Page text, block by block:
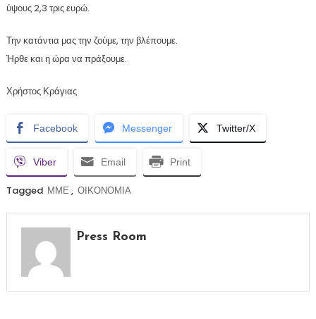
ύψους 2,3 τρις ευρώ.
Την κατάντια μας την ζούμε, την βλέπουμε.
Ήρθε και η ώρα να πράξουμε.
Χρήστος Κράγιας
Facebook Messenger Twitter/X
Viber Email Print
Tagged ΜΜΕ , ΟΙΚΟΝΟΜΙΑ
Press Room